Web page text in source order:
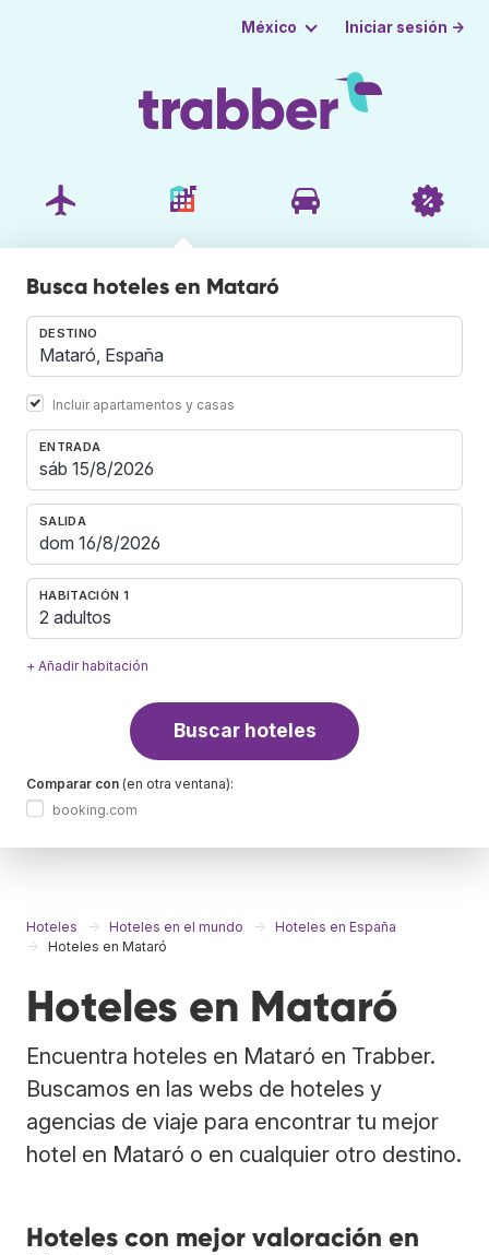
México Iniciar sesión →
Busca hoteles en Mataró
DESTINO
Incluir apartamentos y casas
ENTRADA
SALIDA
HABITACIÓN 1
2 adultos
+ Añadir habitación
Buscar hoteles
Comparar con (en otra ventana):
booking.com
Hoteles Hoteles en el mundo
Hoteles en España
Hoteles en Mataró
Hoteles en Mataró
Encuentra hoteles en Mataró en Trabber.
Buscamos en las webs de hoteles y
agencias de viaje para encontrar tu mejor
hotel en Mataró o en cualquier otro destino.
Hoteles con mejor valoración en